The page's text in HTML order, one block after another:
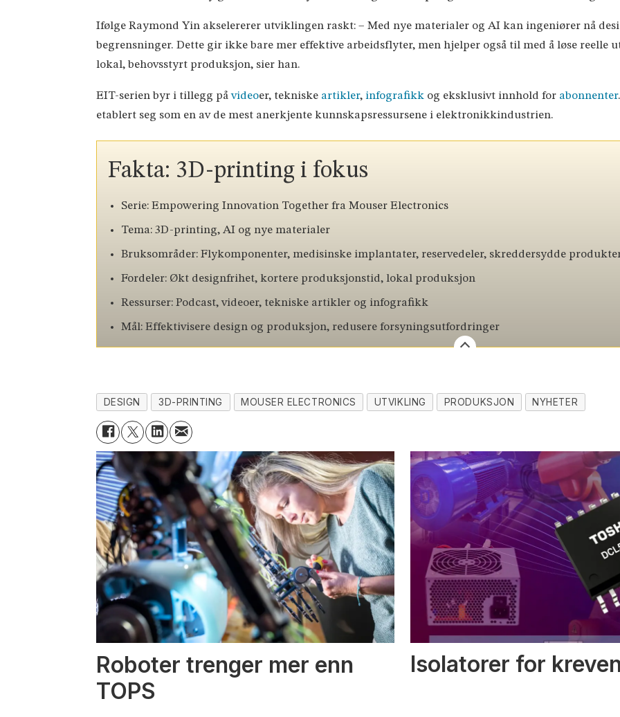
Ifølge Raymond Yin akselererer utviklingen raskt: – Med nye materialer og AI kan ingeniører nå
begrensninger. Dette gir ikke bare mer effektive arbeidsflyter, men hjelper også til med å løse
lokal, behovsstyrt produksjon, sier han.
EIT-serien byr i tillegg påvideoer, tekniske artikler,infografikk og eksklusivt innhold for abonnenter
etablert seg som en av de mest anerkjente kunnskapsressursene i elektronikkindustrien.
Fakta: 3D-printing i fokus
Serie: Empowering Innovation Together fra Mouser Electronics
Tema: 3D-printing, AI og nye materialer
Bruksområder: Flykomponenter, medisinske implantater, reservedeler, skreddersydde
Fordeler: Økt designfrihet, kortere produksjonstid, lokal produksjon
Ressurser: Podcast, videoer, tekniske artikler og infografikk
Mål: Effektivisere design og produksjon, redusere forsyningsutfordringer
DESIGN 3D-PRINTING MOUSER ELECTRONICS UTVIKLING PRODUKSJON NYHETER
Roboter trenger mer enn
TOPS
Isolatorer for